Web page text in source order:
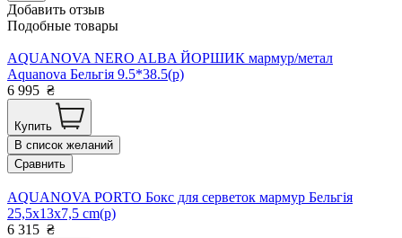
Добавить отзыв
Подобные товары
AQUANOVA NERO ALBA ЙОРШИК мармур/метал
Aquanova Бельгія 9.5*38.5(р)
6 995 ₴
Купить
В список желаний
Сравнить
AQUANOVA PORTO Бокс для серветок мармур Бельгія
25,5x13x7,5 cm(р)
6 315 ₴